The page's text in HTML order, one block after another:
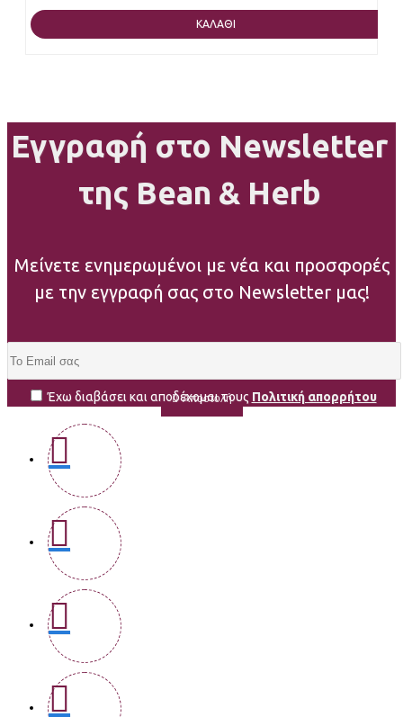
ΚΑΛΆΘΙ
Εγγραφή στο Newsletter
της Bean & Herb
Μείνετε ενημερωμένοι με νέα και προσφορές
με την εγγραφή σας στο Newsletter μας!
Αποστολή
Έχω διαβάσει και αποδέχομαι τους Πολιτική απορρήτου